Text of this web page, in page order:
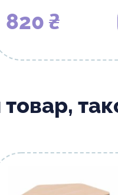
820 ₴